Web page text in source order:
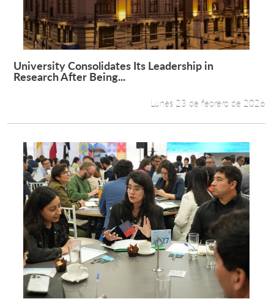
Leer más +
University Consolidates Its Leadership in
Research After Being...
Lunes 23 de febrero de 2026